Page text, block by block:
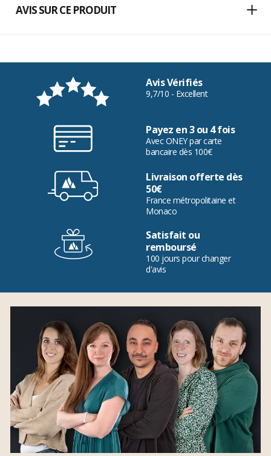
AVIS SUR CE PRODUIT
Avis Vérifiés
9,7/10 - Excellent
Payez en 3 ou 4 fois
Avec ONEY par carte
bancaire dès 100€
Livraison offerte dès
50€
France métropolitaine et
Monaco
Satisfait ou
remboursé
100 jours pour changer
d'avis